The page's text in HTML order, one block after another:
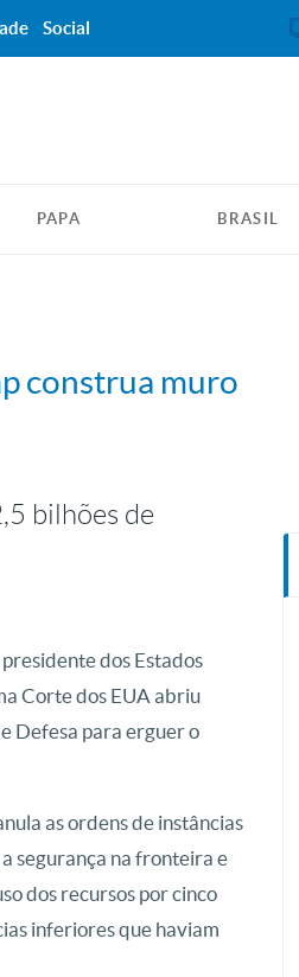
PAPA BRASIL
construa muro
bilhões de
dos Estados
Corte dos EUA abriu
Defesa para erguer o
as ordens de instâncias
segurança na fronteira e
dos recursos por cinco
inferiores que haviam
Social